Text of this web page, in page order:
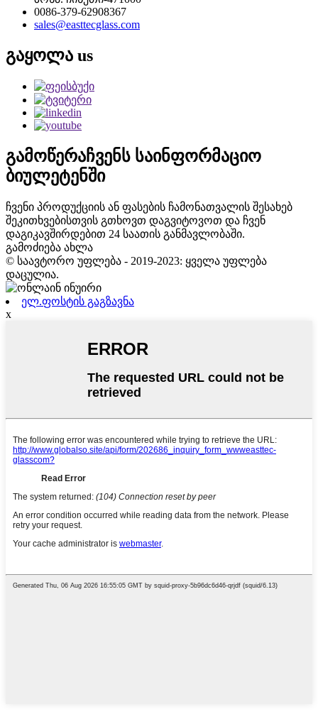
0086-379-62908367
sales@easttecglass.com
გაყოლა us
გამოწერაჩვენს საინფორმაციო
ბიულეტენში
ჩვენი პროდუქციის ან ფასების ჩამონათვალის შესახებ
შეკითხვებისთვის გთხოვთ დაგვიტოვოთ და ჩვენ
დაგიკავშირდებით 24 საათის განმავლობაში.
გამოძიება ახლა
© საავტორო უფლება - 2019-2023: ყველა უფლება
დაცულია.
ელ.ფოსტის გაგზავნა
x